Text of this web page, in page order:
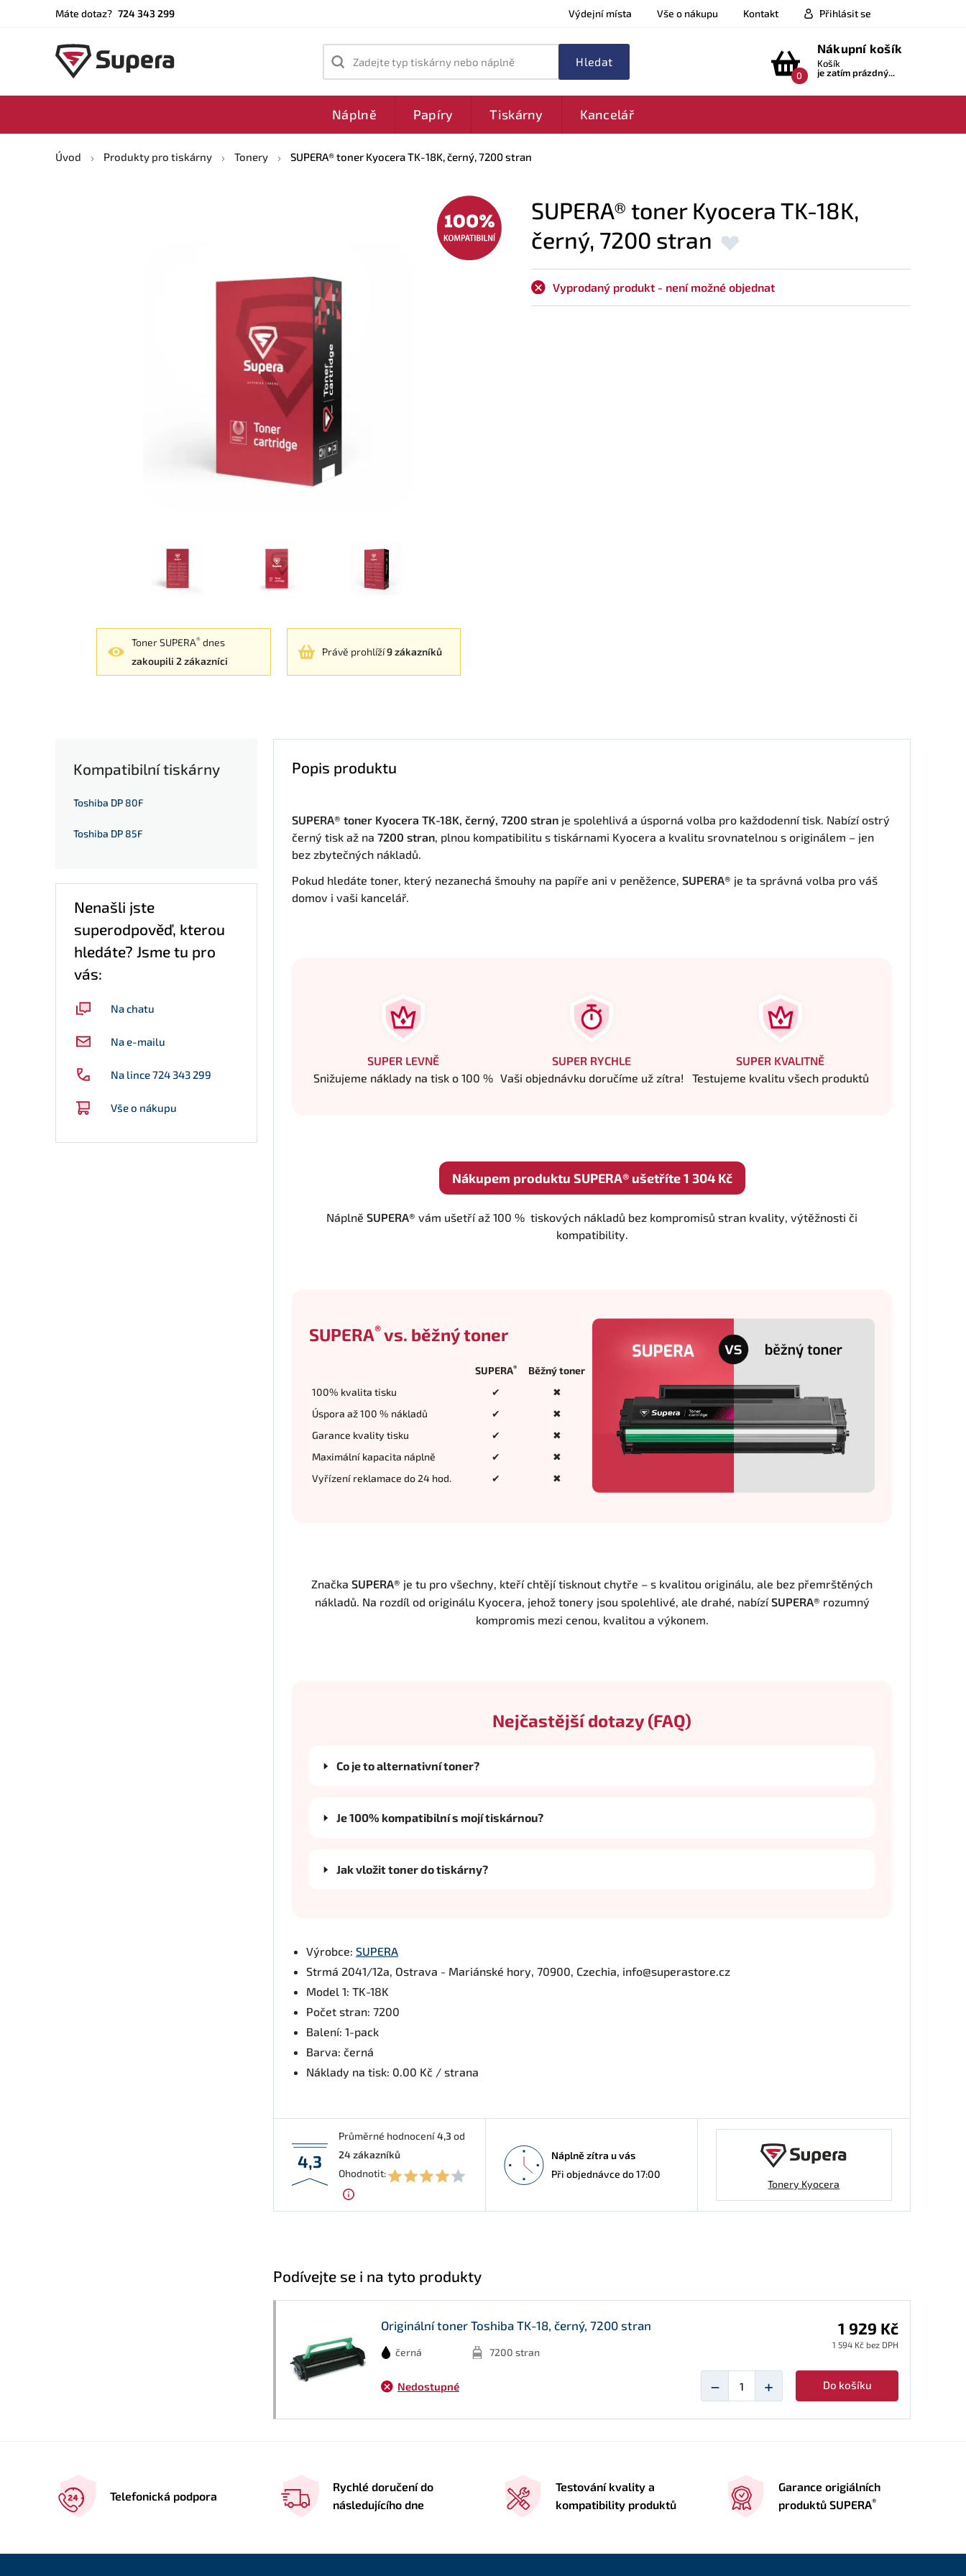
Máte dotaz? 724 343 299 Výdejní místa Vše o nákupu Kontakt Přihlásit se
Zadejte typ tiskárny nebo náplně
0
Nákupní košík
Košík
je zatím prázdný...
Náplně Papíry Tiskárny Kancelář
Úvod Produkty pro tiskárny Tonery SUPERA® toner Kyocera TK-18K, černý, 7200 stran
Toner SUPERA® dnes
zakoupili 2 zákazníci
Právě prohlíží9 zákazníků
SUPERA® toner Kyocera TK-18K,
černý, 7200 stran
Vyprodaný produkt - není možné objednat
Kompatibilní tiskárny
Toshiba DP 80F
Toshiba DP 85F
Nenašli jste
superodpověď, kterou
hledáte? Jsme tu pro
vás:
Na chatu
Na e-mailu
Na lince 724 343 299
Vše o nákupu
Popis produktu
SUPERA® toner Kyocera TK-18K, černý, 7200 stran je spolehlivá a úsporná volba pro každodenní tisk. Nabízí ostrý
černý tisk až na 7200 stran, plnou kompatibilitu s tiskárnami Kyocera a kvalitu srovnatelnou s originálem – jen
bez zbytečných nákladů.
Pokud hledáte toner, který nezanechá šmouhy na papíře ani v peněžence, SUPERA® je ta správná volba pro váš
domov i vaši kancelář.
SUPER LEVNĚ
Snižujeme náklady na tisk o 100 %
SUPER RYCHLE
Vaši objednávku doručíme už zítra!
SUPER KVALITNĚ
Testujeme kvalitu všech produktů
Nákupem produktu SUPERA® ušetříte 1 304 Kč
Náplně SUPERA® vám ušetří až 100 % tiskových nákladů bez kompromisů stran kvality, výtěžnosti či
kompatibility.
SUPERA®vs. běžný toner
SUPERA®
Běžný toner
100% kvalita tisku
✔
✖
Úspora až 100 % nákladů
✔
✖
Garance kvality tisku
✔
✖
Maximální kapacita náplně
✔
✖
Vyřízení reklamace do 24 hod.
✔ ✖
Značka SUPERA® je tu pro všechny, kteří chtějí tisknout chytře – s kvalitou originálu, ale bez přemrštěných
nákladů. Na rozdíl od originálu Kyocera, jehož tonery jsou spolehlivé, ale drahé, nabízíSUPERA® rozumný
kompromis mezi cenou, kvalitou a výkonem.
Nejčastější dotazy (FAQ)
Co je to alternativní toner?
Je 100% kompatibilní s mojí tiskárnou?
Jak vložit toner do tiskárny?
Výrobce: SUPERA
Strmá 2041/12a, Ostrava - Mariánské hory, 70900, Czechia, info@superastore.cz
Model 1: TK-18K
Počet stran: 7200
Balení: 1-pack
Barva: černá
Náklady na tisk: 0.00 Kč / strana
4,3
Průměrné hodnocení4,3 od
24zákazníků
Ohodnotit:
Náplně zítra u vás
Při objednávce do 17:00
Tonery Kyocera
Podívejte se i na tyto produkty
Originální toner Toshiba TK-18, černý, 7200 stran
černá 7200 stran
1 929 Kč
1 594 Kč bez DPH
Nedostupné − + Do košíku
Telefonická podpora
Rychlé doručení do
následujícího dne
Testování kvality a
kompatibility produktů
Garance origiálních
produktů SUPERA®